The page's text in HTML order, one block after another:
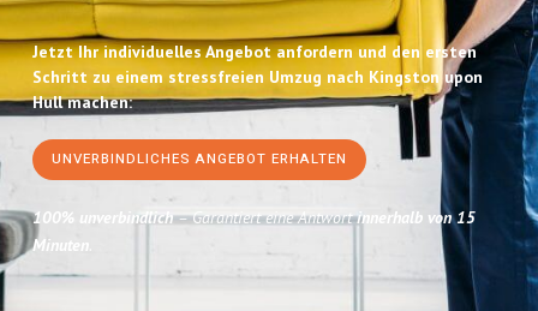
Jetzt Ihr individuelles Angebot anfordern und den ersten
Schritt zu einem stressfreien Umzug nach Kingston upon
Hull machen:
UNVERBINDLICHES ANGEBOT ERHALTEN
100% unverbindlich– Garantiert eine Antwortinnerhalb von 15
Minuten